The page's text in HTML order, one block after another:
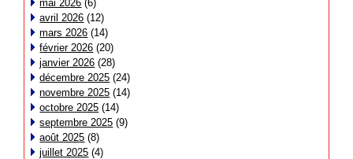
mai 2026 (6)
avril 2026 (12)
mars 2026 (14)
février 2026 (20)
janvier 2026 (28)
décembre 2025 (24)
novembre 2025 (14)
octobre 2025 (14)
septembre 2025 (9)
août 2025 (8)
juillet 2025 (4)